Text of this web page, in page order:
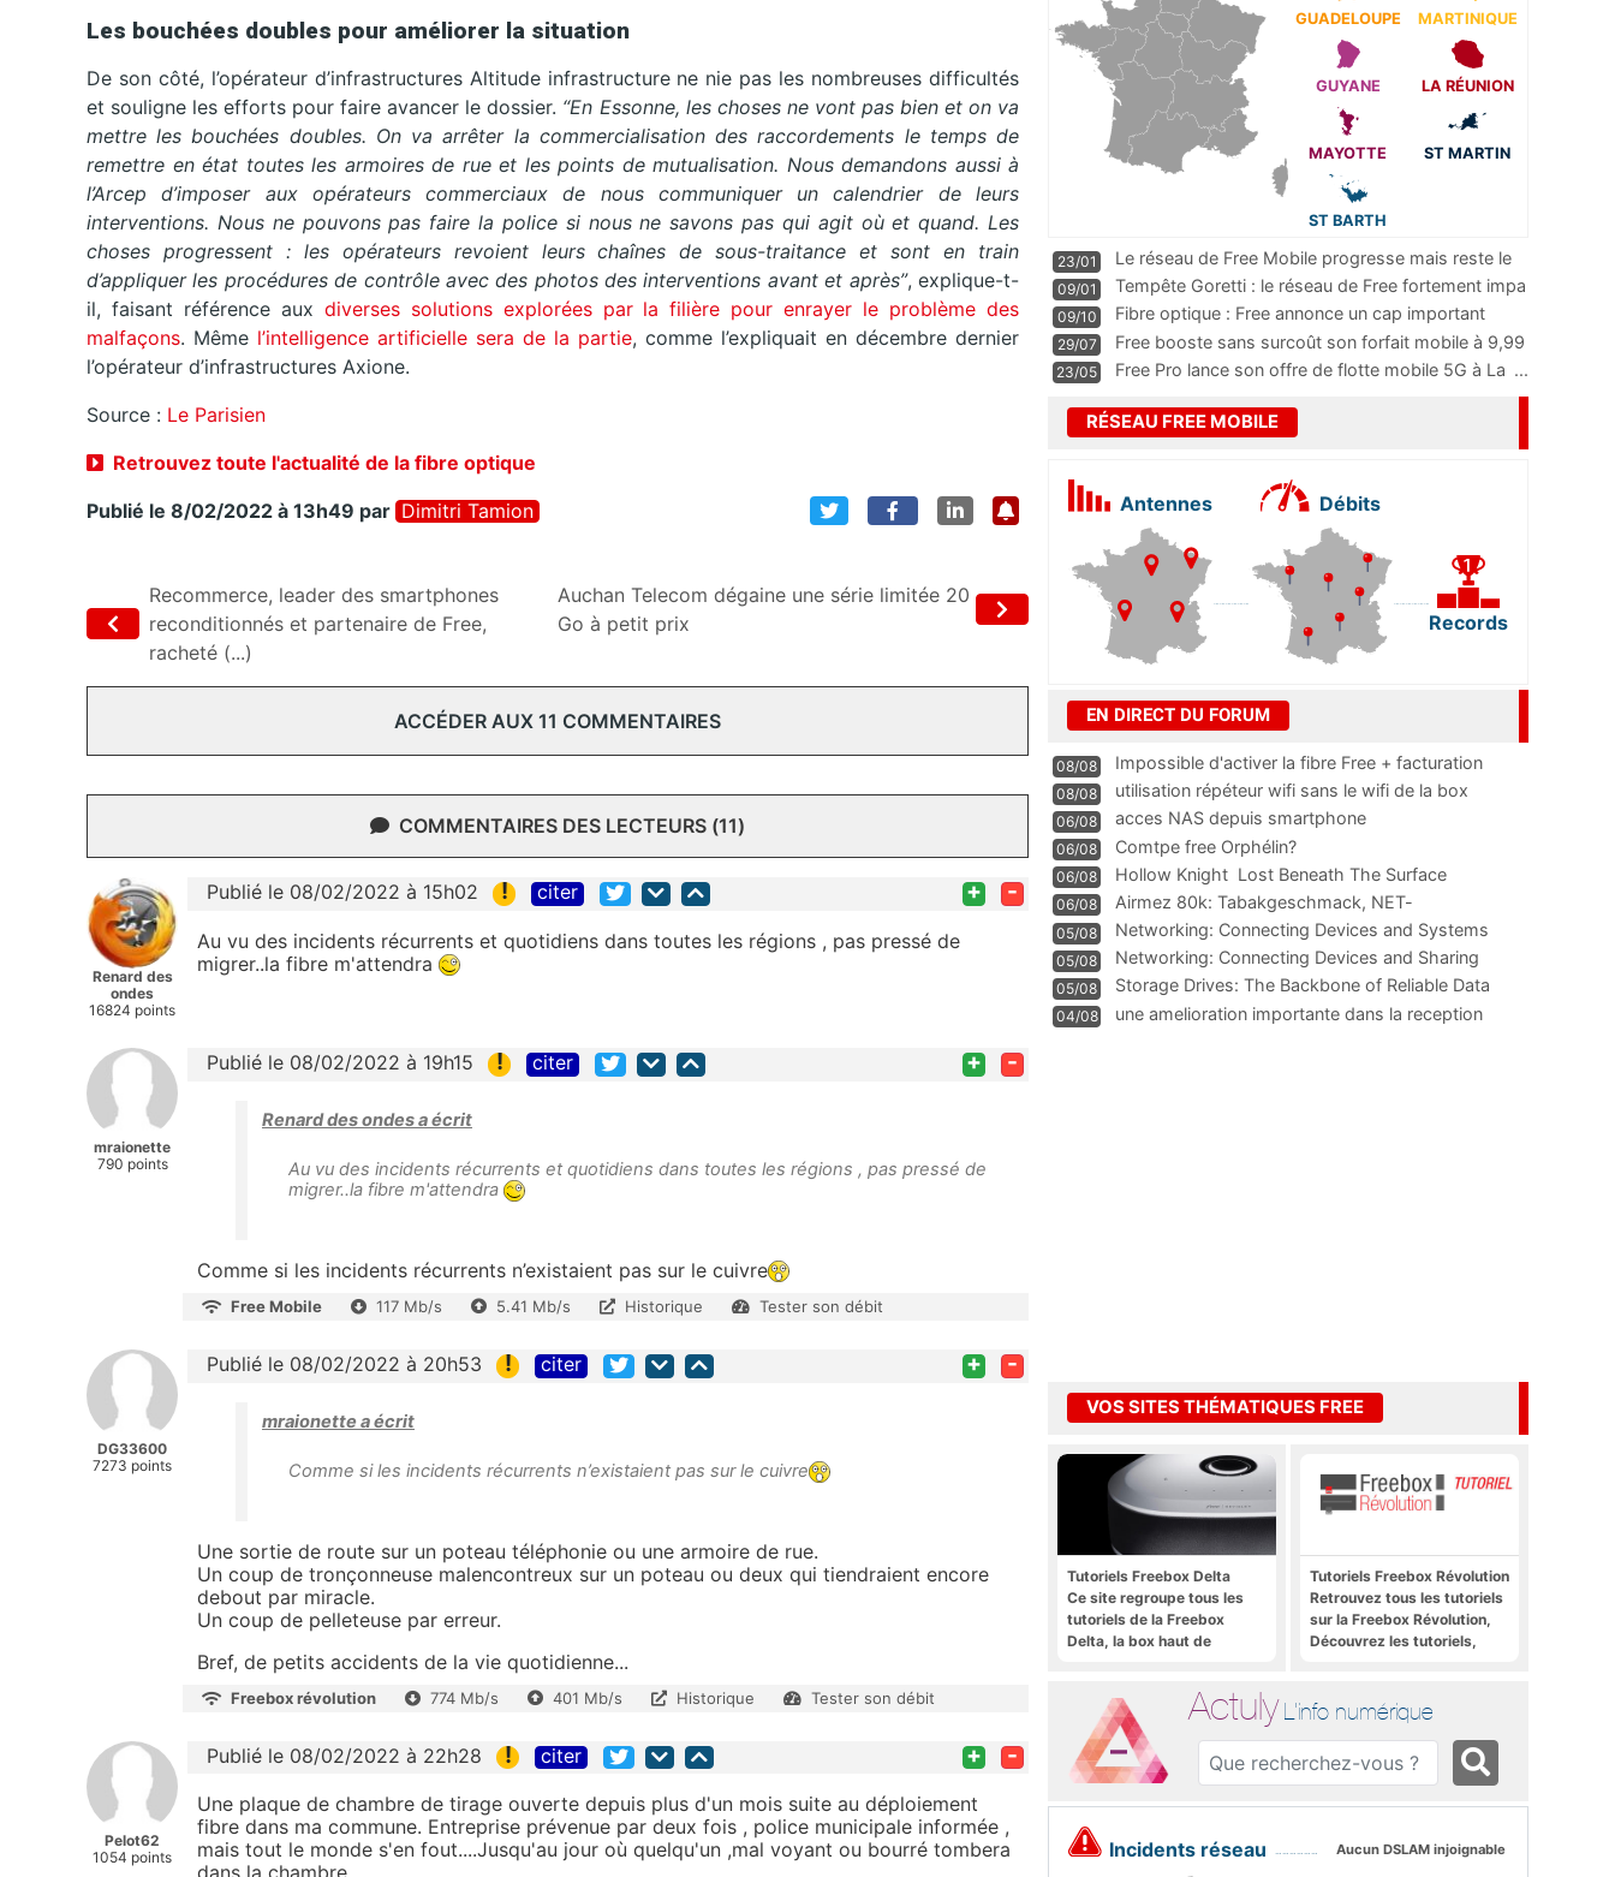
Les bouchées doubles pour améliorer la situation
De son côté, l’opérateur d’infrastructures Altitude infrastructure ne nie pas les nombreuses difficultés
et souligne les efforts pour faire avancer le dossier. “En Essonne, les choses ne vont pas bien et on va
mettre les bouchées doubles. On va arrêter la commercialisation des raccordements le temps de
remettre en état toutes les armoires de rue et les points de mutualisation. Nous demandons aussi à
l’Arcep d’imposer aux opérateurs commerciaux de nous communiquer un calendrier de leurs
interventions. Nous ne pouvons pas faire la police si nous ne savons pas qui agit où et quand. Les
choses progressent : les opérateurs revoient leurs chaînes de sous-traitance et sont en train
d’appliquer les procédures de contrôle avec des photos des interventions avant et après”, explique-t-
il, faisant référence aux diverses solutions explorées par la filière pour enrayer le problème des
malfaçons. Même l’intelligence artificielle sera de la partie, comme l’expliquait en décembre dernier
l’opérateur d’infrastructures Axione.
Source : Le Parisien
Retrouvez toute l'actualité de la fibre optique
Publié le 8/02/2022 à 13h49 par Dimitri Tamion
Recommerce, leader des smartphones
reconditionnés et partenaire de Free,
racheté (...)
Auchan Telecom dégaine une série limitée 20
Go à petit prix
ACCÉDER AUX 11 COMMENTAIRES
COMMENTAIRES DES LECTEURS (11)
Renard des
ondes
16824 points
Publié le 08/02/2022 à 15h02 ! citer + -
Au vu des incidents récurrents et quotidiens dans toutes les régions , pas pressé de
migrer..la fibre m'attendra
mraionette
790 points
Publié le 08/02/2022 à 19h15 ! citer + -
Renard des ondes a écrit
Au vu des incidents récurrents et quotidiens dans toutes les régions , pas pressé de
migrer..la fibre m'attendra
Comme si les incidents récurrents n’existaient pas sur le cuivre
Free Mobile 117 Mb/s 5.41 Mb/s Historique Tester son débit
DG33600
7273 points
Publié le 08/02/2022 à 20h53 ! citer + -
mraionette a écrit
Comme si les incidents récurrents n’existaient pas sur le cuivre
Une sortie de route sur un poteau téléphonie ou une armoire de rue.
Un coup de tronçonneuse malencontreux sur un poteau ou deux qui tiendraient encore
debout par miracle.
Un coup de pelleteuse par erreur.
Bref, de petits accidents de la vie quotidienne...
Freebox révolution 774 Mb/s 401 Mb/s Historique Tester son débit
Pelot62
1054 points
Publié le 08/02/2022 à 22h28 ! citer + -
Une plaque de chambre de tirage ouverte depuis plus d'un mois suite au déploiement
fibre dans ma commune. Entreprise prévenue par deux fois , police municipale informée ,
mais tout le monde s'en fout....Jusqu'au jour où quelqu'un ,mal voyant ou bourré tombera
dans la chambre ...
GUADELOUPE MARTINIQUE
GUYANE LA RÉUNION
MAYOTTE ST MARTIN
ST BARTH
23/01
Le réseau de Free Mobile progresse mais reste le
m
...
09/01
Tempête Goretti : le réseau de Free fortement impa
09/10
Fibre optique : Free annonce un cap important
pass
...
29/07
Free booste sans surcoût son forfait mobile à 9,99
23/05 Free Pro lance son offre de flotte mobile 5G à La ...
RÉSEAU FREE MOBILE
Antennes Débits
Records
EN DIRECT DU FORUM
08/08
Impossible d'activer la fibre Free + facturation
résiliation
08/08 utilisation répéteur wifi sans le wifi de la box
06/08 acces NAS depuis smartphone
06/08 Comtpe free Orphélin?
06/08 Hollow Knight  Lost Beneath The Surface
06/08
Airmez 80k: Tabakgeschmack, NET-
Technologie und Leistung im
05/08 Networking: Connecting Devices and Systems
05/08
Networking: Connecting Devices and Sharing
Information
05/08
Storage Drives: The Backbone of Reliable Data
Management
04/08
une amelioration importante dans la reception
VOS SITES THÉMATIQUES FREE
Tutoriels Freebox Delta
Ce site regroupe tous les
tutoriels de la Freebox
Delta, la box haut de
Tutoriels Freebox Révolution
Retrouvez tous les tutoriels
sur la Freebox Révolution,
Découvrez les tutoriels,
Freebox Server, Freebox
Actuly L'info numérique
Incidents réseau Aucun DSLAM injoignable